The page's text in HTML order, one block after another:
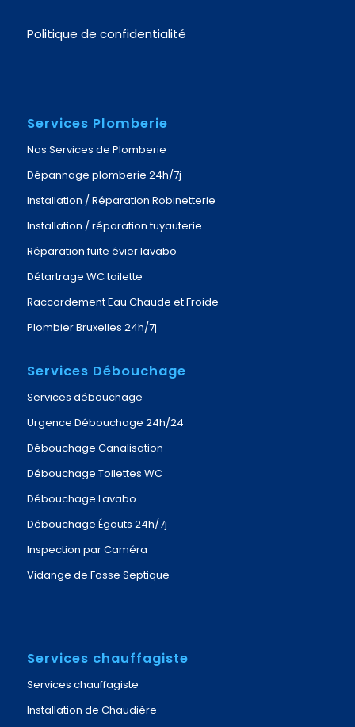
Politique de confidentialité
Services Plomberie
Nos Services de Plomberie
Dépannage plomberie 24h/7j
Installation / Réparation Robinetterie
Installation / réparation tuyauterie
Réparation fuite évier lavabo
Détartrage WC toilette
Raccordement Eau Chaude et Froide
Plombier Bruxelles 24h/7j
Services Débouchage
Services débouchage
Urgence Débouchage 24h/24
Débouchage Canalisation
Débouchage Toilettes WC
Débouchage Lavabo
Débouchage Égouts 24h/7j
Inspection par Caméra
Vidange de Fosse Septique
Services chauffagiste
Services chauffagiste
Installation de Chaudière